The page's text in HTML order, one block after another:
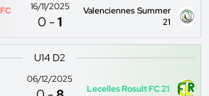
16/11/2025
0 -1
Valenciennes Summer
21
U14 D2
06/12/2025
Lecelles Rosult FC 21